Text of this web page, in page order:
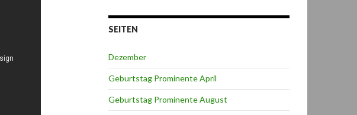
SEITEN
Dezember
Geburtstag Prominente April
Geburtstag Prominente August